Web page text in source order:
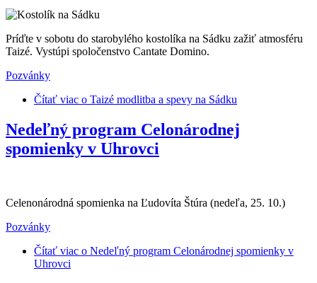
Príďte v sobotu do starobylého kostolíka na Sádku zažiť atmosféru
Taizé. Vystúpi spoločenstvo Cantate Domino.
Pozvánky
Čítať viac o Taizé modlitba a spevy na Sádku
Nedeľný program Celonárodnej
spomienky v Uhrovci
Celenonárodná spomienka na Ľudovíta Štúra (nedeľa, 25. 10.)
Pozvánky
Čítať viac o Nedeľný program Celonárodnej spomienky v
Uhrovci